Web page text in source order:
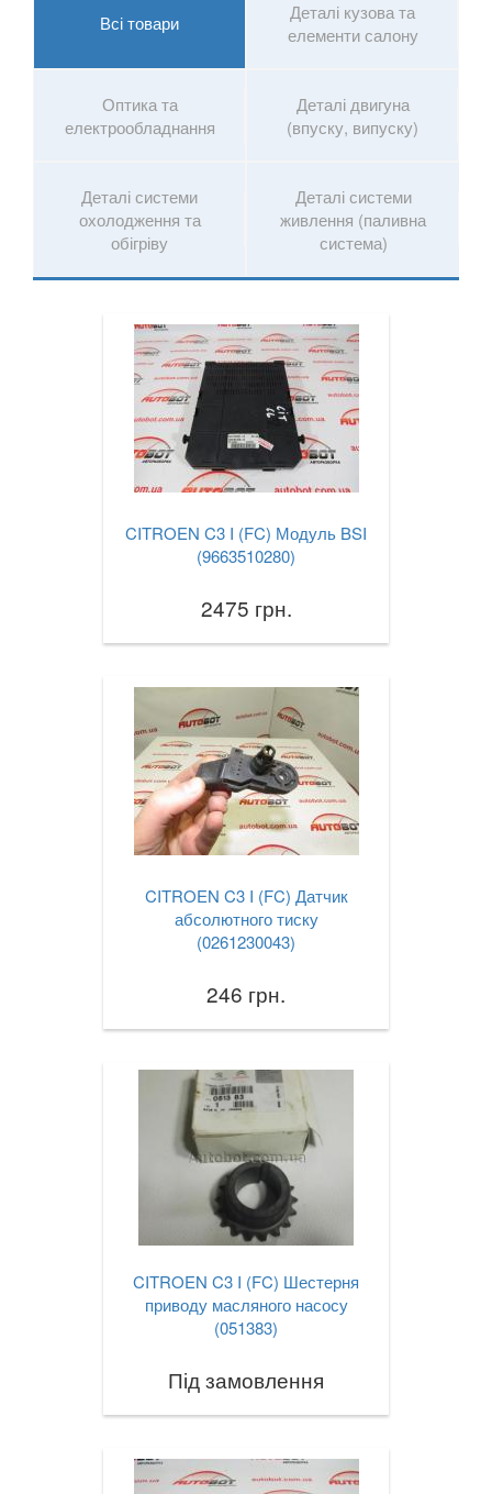
PEUGEOT
PORSCHE
RENAULT
SAAB
VOLKSWAGEN
В наявності!
Всі товари
Деталі кузова та
елементи салону
Оптика та
електрообладнання
Деталі двигуна
(впуску, випуску)
Деталі системи
охолодження та
обігріву
Деталі системи
живлення (паливна
система)
CITROEN C3 I (FC) Модуль BSI
(9663510280)
2475 грн.
CITROEN C3 I (FC) Датчик
абсолютного тиску
(0261230043)
246 грн.
CITROEN C3 I (FC) Шестерня
приводу масляного насосу
(051383)
Під замовлення